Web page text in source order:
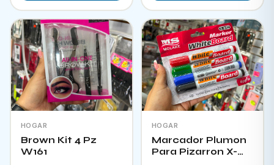
HOGAR
Brown Kit 4 Pz
W161
HOGAR
Marcador Plumon
Para Pizarron X-